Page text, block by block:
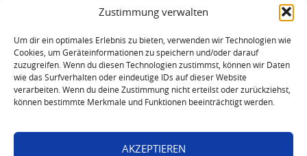
Zustimmung verwalten
Um dir ein optimales Erlebnis zu bieten, verwenden wir Technologien wie
Cookies, um Geräteinformationen zu speichern und/oder darauf
zuzugreifen. Wenn du diesen Technologien zustimmst, können wir Daten
wie das Surfverhalten oder eindeutige IDs auf dieser Website
verarbeiten. Wenn du deine Zustimmung nicht erteilst oder zurückziehst,
können bestimmte Merkmale und Funktionen beeinträchtigt werden.
AKZEPTIEREN
www.strafrechtsfragen-frankfurt.de
Louisenstraße 84
61348 Bad Homburg
Telefon:06172 - 66 28 00
Telefax: 06172 - 66 28 01
0171 - 691 67 67